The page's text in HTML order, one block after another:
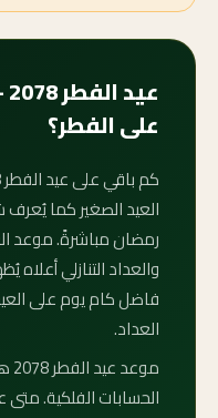
على الفطر؟
العيد الصغير كما
والعداد التنازلي أعلاه
فاضل كام يوم على
العداد.